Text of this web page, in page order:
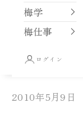
梅学
梅仕事
ログイン
2010年5月9日